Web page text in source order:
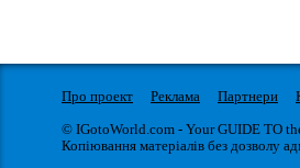
Про проект Реклама Партнери
© IGotoWorld.com - Your GUIDE TO
Копіювання матеріалів без дозволу